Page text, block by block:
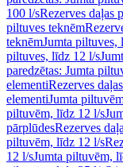
100 l/sRezerves daļas
piltuves teknēm
teknēmJumta piltuves,
piltuves, līdz 12 l/s
paredzētas: Jumta
elementiRezerves
elementiJumta
piltuvēm, līdz 12 l/s
pārplūdesRezerves
piltuvēm, līdz 12 l/s
12 l/sJumta piltuvēm,